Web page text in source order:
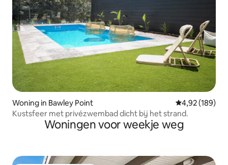
Woning in Bawley Point Gemiddelde
4,92 (189)
Kustsfeer met privézwembad dicht bij het strand.
Woningen voor weekje weg